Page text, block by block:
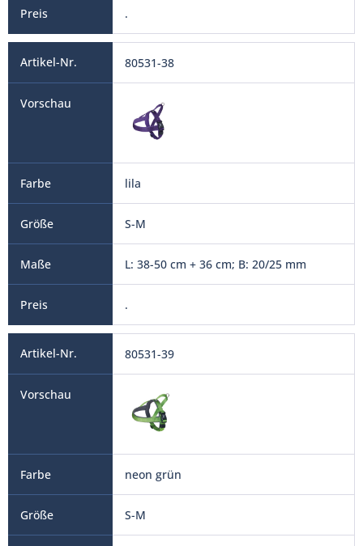
.
80531-38
lila
S-M
L: 38-50 cm + 36 cm; B: 20/25 mm
.
80531-39
neon grün
S-M